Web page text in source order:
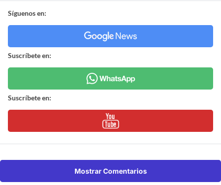
Síguenos en:
Suscríbete en:
Suscríbete en:
Mostrar Comentarios